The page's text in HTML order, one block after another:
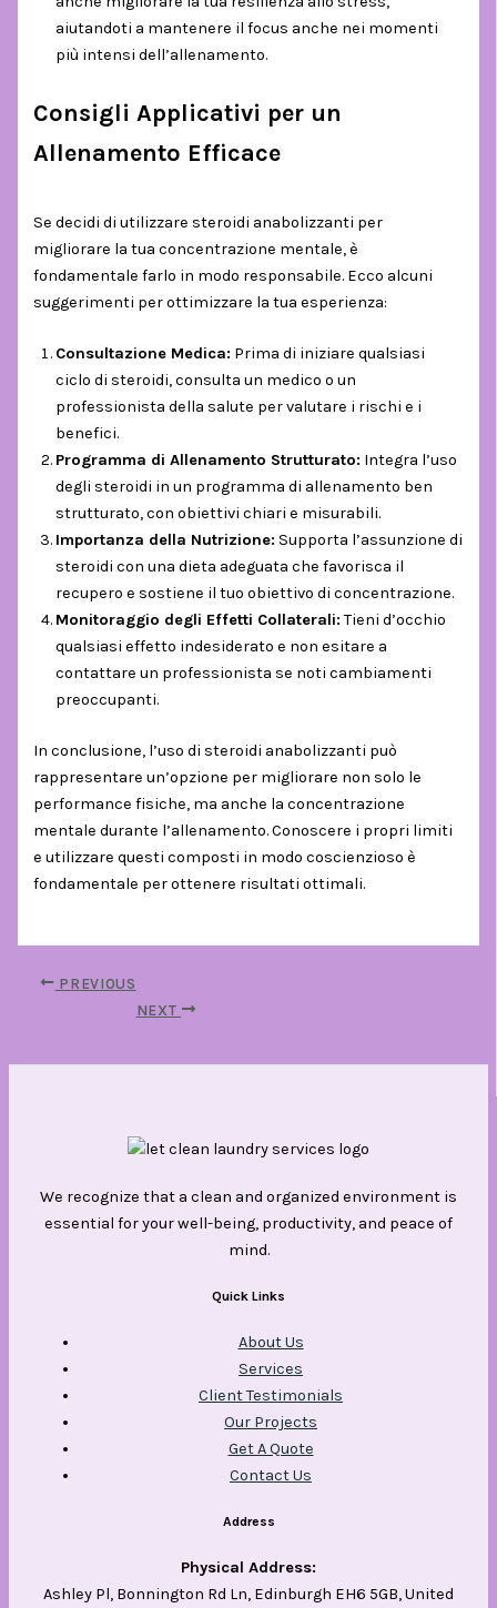
aiutandoti a mantenere il focus anche nei momenti
più intensi dell’allenamento.
Consigli Applicativi per un
Allenamento Efficace
Se decidi di utilizzare steroidi anabolizzanti per
migliorare la tua concentrazione mentale, è
fondamentale farlo in modo responsabile. Ecco alcuni
suggerimenti per ottimizzare la tua esperienza:
Consultazione Medica: Prima di iniziare qualsiasi
ciclo di steroidi, consulta un medico o un
professionista della salute per valutare i rischi e i
benefici.
Programma di Allenamento Strutturato: Integra l’uso
degli steroidi in un programma di allenamento ben
strutturato, con obiettivi chiari e misurabili.
Importanza della Nutrizione: Supporta l’assunzione di
steroidi con una dieta adeguata che favorisca il
recupero e sostiene il tuo obiettivo di concentrazione.
Monitoraggio degli Effetti Collaterali:Tieni d’occhio
qualsiasi effetto indesiderato e non esitare a
contattare un professionista se noti cambiamenti
preoccupanti.
In conclusione, l’uso di steroidi anabolizzanti può
rappresentare un’opzione per migliorare non solo le
performance fisiche, ma anche la concentrazione
mentale durante l’allenamento. Conoscere i propri limiti
e utilizzare questi composti in modo coscienzioso è
fondamentale per ottenere risultati ottimali.
PREVIOUS
NEXT
We recognize that a clean and organized environment is
essential for your well-being, productivity, and peace of
mind.
Quick Links
About Us
Services
Client Testimonials
Our Projects
Get A Quote
Contact Us
Address
Physical Address:
Ashley Pl, Bonnington Rd Ln, Edinburgh EH6 5GB, United